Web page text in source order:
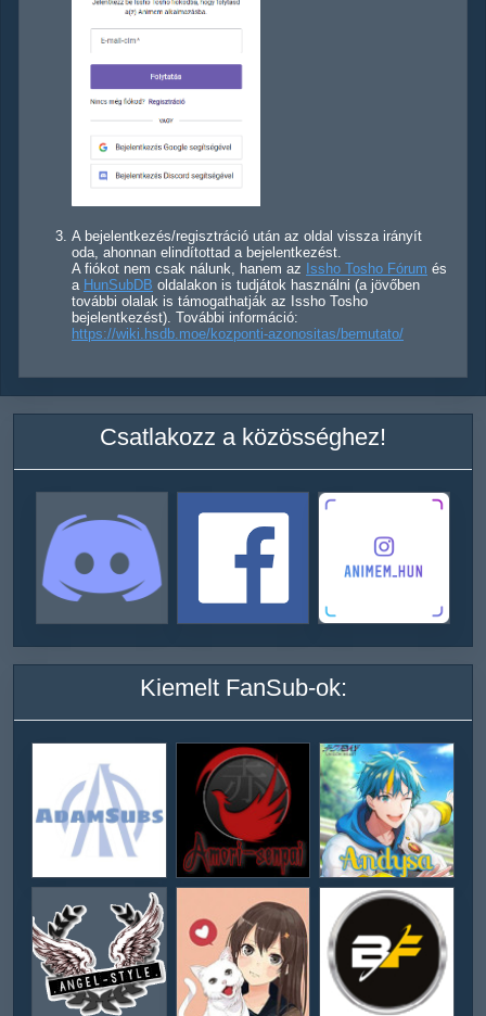
A bejelentkezés/regisztráció után az oldal vissza irányít
oda, ahonnan elindítottad a bejelentkezést.
A fiókot nem csak nálunk, hanem az Issho Tosho Fórum és
a HunSubDB oldalakon is tudjátok használni (a jövőben
további olalak is támogathatják az Issho Tosho
bejelentkezést). További információ:
https://wiki.hsdb.moe/kozponti-azonositas/bemutato/
Csatlakozz a közösséghez!
Kiemelt FanSub-ok: